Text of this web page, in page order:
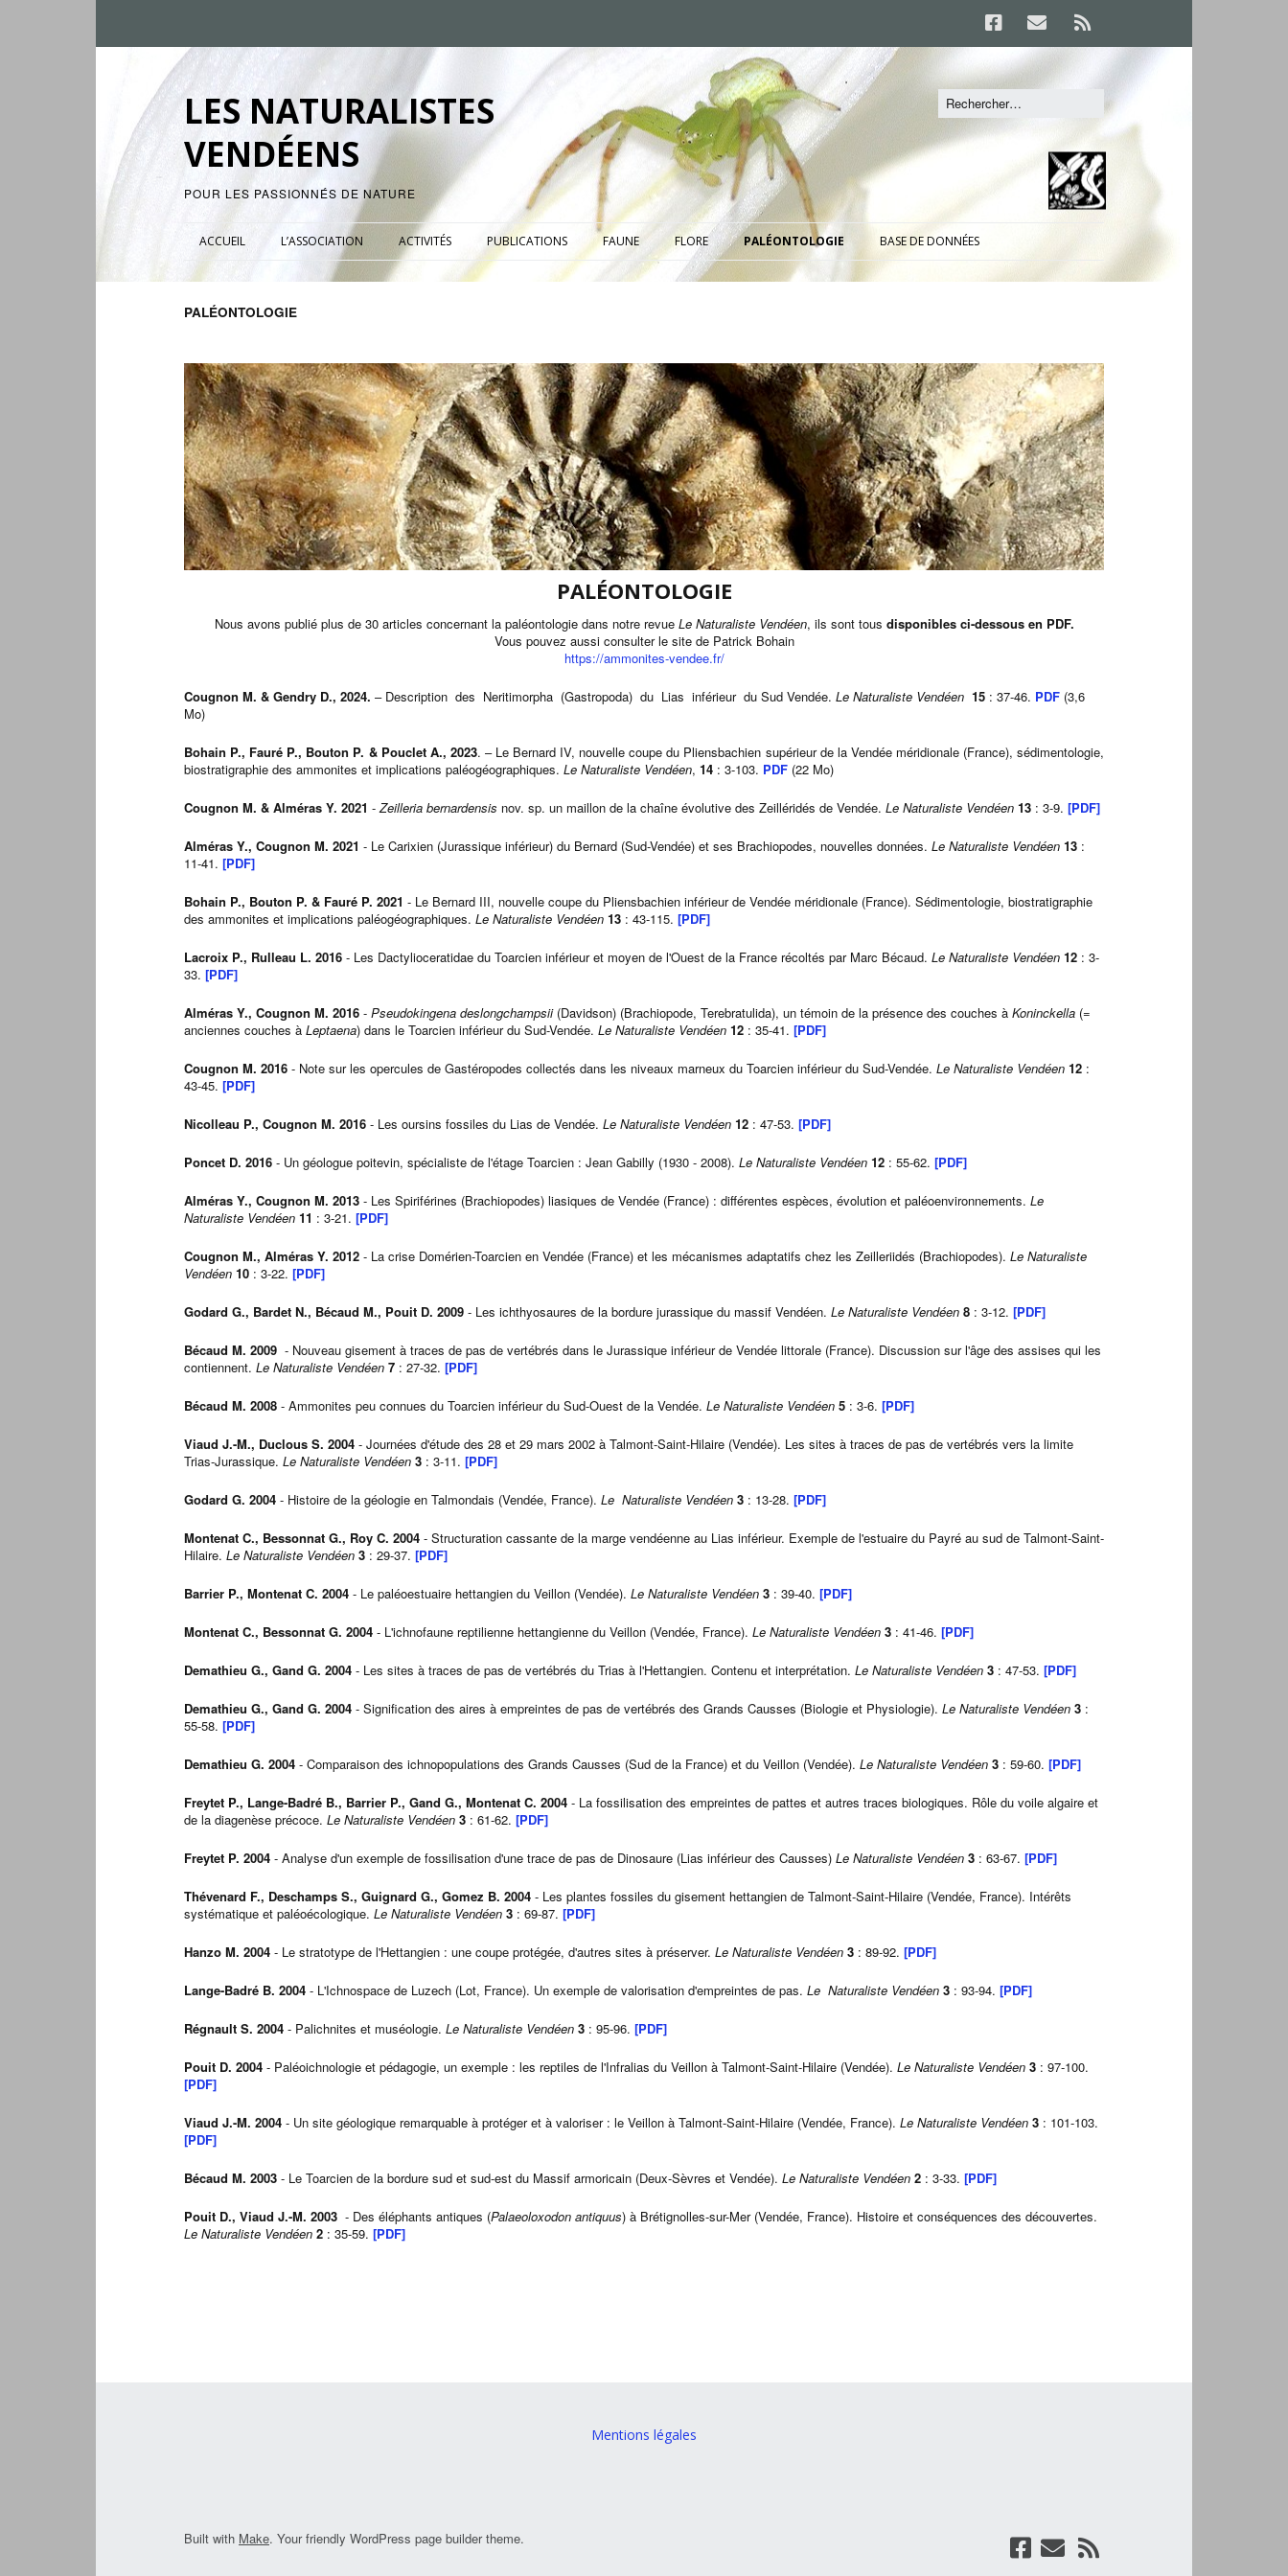
LES NATURALISTES
VENDÉENS
POUR LES PASSIONNÉS DE NATURE
ACCUEIL L’ASSOCIATION ACTIVITÉS PUBLICATIONS FAUNE FLORE PALÉONTOLOGIE BASE DE DONNÉES
PALÉONTOLOGIE
PALÉONTOLOGIE
Nous avons publié plus de 30 articles concernant la paléontologie dans notre revue Le Naturaliste Vendéen, ils sont tous disponibles ci-dessous en PDF.
Vous pouvez aussi consulter le site de Patrick Bohain
https://ammonites-vendee.fr/
Cougnon M. & Gendry D., 2024. – Description des Neritimorpha (Gastropoda) du Lias inférieur du Sud Vendée. Le Naturaliste Vendéen 15 : 37-46. PDF (3,6
Mo)
Bohain P., Fauré P., Bouton P. & Pouclet A., 2023. – Le Bernard IV, nouvelle coupe du Pliensbachien supérieur de la Vendée méridionale (France), sédimentologie,
biostratigraphie des ammonites et implications paléogéographiques. Le Naturaliste Vendéen, 14 : 3-103. PDF (22 Mo)
Cougnon M. & Alméras Y. 2021 - Zeilleria bernardensis nov. sp. un maillon de la chaîne évolutive des Zeilléridés de Vendée. Le Naturaliste Vendéen 13 : 3-9. [PDF]
Alméras Y., Cougnon M. 2021 - Le Carixien (Jurassique inférieur) du Bernard (Sud-Vendée) et ses Brachiopodes, nouvelles données. Le Naturaliste Vendéen 13 :
11-41. [PDF]
Bohain P., Bouton P. & Fauré P. 2021 - Le Bernard III, nouvelle coupe du Pliensbachien inférieur de Vendée méridionale (France). Sédimentologie, biostratigraphie
des ammonites et implications paléogéographiques. Le Naturaliste Vendéen 13 : 43-115. [PDF]
Lacroix P., Rulleau L. 2016 - Les Dactylioceratidae du Toarcien inférieur et moyen de l'Ouest de la France récoltés par Marc Bécaud. Le Naturaliste Vendéen 12 : 3-
33. [PDF]
Alméras Y., Cougnon M. 2016 - Pseudokingena deslongchampsii(Davidson) (Brachiopode, Terebratulida), un témoin de la présence des couches à Koninckella (=
anciennes couches à Leptaena) dans le Toarcien inférieur du Sud-Vendée. Le Naturaliste Vendéen 12 : 35-41. [PDF]
Cougnon M. 2016 - Note sur les opercules de Gastéropodes collectés dans les niveaux marneux du Toarcien inférieur du Sud-Vendée. Le Naturaliste Vendéen 12 :
43-45. [PDF]
Nicolleau P., Cougnon M. 2016 - Les oursins fossiles du Lias de Vendée. Le Naturaliste Vendéen 12 : 47-53. [PDF]
Poncet D. 2016 - Un géologue poitevin, spécialiste de l'étage Toarcien : Jean Gabilly (1930 - 2008). Le Naturaliste Vendéen 12 : 55-62. [PDF]
Alméras Y., Cougnon M. 2013 - Les Spiriférines (Brachiopodes) liasiques de Vendée (France) : différentes espèces, évolution et paléoenvironnements. Le
Naturaliste Vendéen 11 : 3-21. [PDF]
Cougnon M., Alméras Y. 2012 - La crise Domérien-Toarcien en Vendée (France) et les mécanismes adaptatifs chez les Zeilleriidés (Brachiopodes). Le Naturaliste
Vendéen 10 : 3-22. [PDF]
Godard G., Bardet N., Bécaud M., Pouit D. 2009 - Les ichthyosaures de la bordure jurassique du massif Vendéen. Le Naturaliste Vendéen 8 : 3-12. [PDF]
Bécaud M. 2009 - Nouveau gisement à traces de pas de vertébrés dans le Jurassique inférieur de Vendée littorale (France). Discussion sur l'âge des assises qui les
contiennent. Le Naturaliste Vendéen 7 : 27-32. [PDF]
Bécaud M. 2008 - Ammonites peu connues du Toarcien inférieur du Sud-Ouest de la Vendée. Le Naturaliste Vendéen 5 : 3-6. [PDF]
Viaud J.-M., Duclous S. 2004 - Journées d'étude des 28 et 29 mars 2002 à Talmont-Saint-Hilaire (Vendée). Les sites à traces de pas de vertébrés vers la limite
Trias-Jurassique. Le Naturaliste Vendéen 3 : 3-11. [PDF]
Godard G. 2004 - Histoire de la géologie en Talmondais (Vendée, France). Le Naturaliste Vendéen 3 : 13-28. [PDF]
Montenat C., Bessonnat G., Roy C. 2004 - Structuration cassante de la marge vendéenne au Lias inférieur. Exemple de l'estuaire du Payré au sud de Talmont-Saint-
Hilaire. Le Naturaliste Vendéen 3 : 29-37. [PDF]
Barrier P., Montenat C. 2004 - Le paléoestuaire hettangien du Veillon (Vendée). Le Naturaliste Vendéen 3 : 39-40. [PDF]
Montenat C., Bessonnat G. 2004 - L'ichnofaune reptilienne hettangienne du Veillon (Vendée, France). Le Naturaliste Vendéen 3 : 41-46. [PDF]
Demathieu G., Gand G. 2004 - Les sites à traces de pas de vertébrés du Trias à l'Hettangien. Contenu et interprétation. Le Naturaliste Vendéen 3 : 47-53. [PDF]
Demathieu G., Gand G. 2004 - Signification des aires à empreintes de pas de vertébrés des Grands Causses (Biologie et Physiologie). Le Naturaliste Vendéen 3 :
55-58. [PDF]
Demathieu G. 2004 - Comparaison des ichnopopulations des Grands Causses (Sud de la France) et du Veillon (Vendée). Le Naturaliste Vendéen 3 : 59-60. [PDF]
Freytet P., Lange-Badré B., Barrier P., Gand G., Montenat C. 2004 - La fossilisation des empreintes de pattes et autres traces biologiques. Rôle du voile algaire et
de la diagenèse précoce. Le Naturaliste Vendéen 3 : 61-62. [PDF]
Freytet P. 2004 - Analyse d'un exemple de fossilisation d'une trace de pas de Dinosaure (Lias inférieur des Causses) Le Naturaliste Vendéen 3 : 63-67. [PDF]
Thévenard F., Deschamps S., Guignard G., Gomez B. 2004 - Les plantes fossiles du gisement hettangien de Talmont-Saint-Hilaire (Vendée, France). Intérêts
systématique et paléoécologique. Le Naturaliste Vendéen 3 : 69-87. [PDF]
Hanzo M. 2004 - Le stratotype de l'Hettangien : une coupe protégée, d'autres sites à préserver. Le Naturaliste Vendéen 3 : 89-92. [PDF]
Lange-Badré B. 2004 - L'Ichnospace de Luzech (Lot, France). Un exemple de valorisation d'empreintes de pas. Le Naturaliste Vendéen 3 : 93-94. [PDF]
Régnault S. 2004 - Palichnites et muséologie. Le Naturaliste Vendéen 3 : 95-96. [PDF]
Pouit D. 2004 - Paléoichnologie et pédagogie, un exemple : les reptiles de l'Infralias du Veillon à Talmont-Saint-Hilaire (Vendée). Le Naturaliste Vendéen 3 : 97-100.
[PDF]
Viaud J.-M. 2004 - Un site géologique remarquable à protéger et à valoriser : le Veillon à Talmont-Saint-Hilaire (Vendée, France). Le Naturaliste Vendéen 3 : 101-103.
[PDF]
Bécaud M. 2003 - Le Toarcien de la bordure sud et sud-est du Massif armoricain (Deux-Sèvres et Vendée). Le Naturaliste Vendéen 2 : 3-33. [PDF]
Pouit D., Viaud J.-M. 2003 - Des éléphants antiques (Palaeoloxodon antiquus) à Brétignolles-sur-Mer (Vendée, France). Histoire et conséquences des découvertes.
Le Naturaliste Vendéen 2 : 35-59. [PDF]
Mentions légales
Built with Make. Your friendly WordPress page builder theme.